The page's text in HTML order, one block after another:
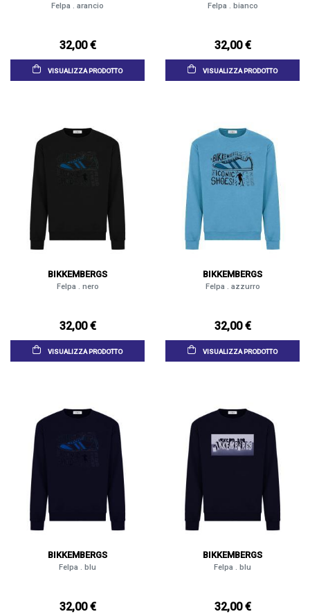
Felpa . arancio
32,00 €
VISUALIZZA PRODOTTO
Felpa . bianco
32,00 €
VISUALIZZA PRODOTTO
BIKKEMBERGS
Felpa . nero
32,00 €
VISUALIZZA PRODOTTO
BIKKEMBERGS
Felpa . azzurro
32,00 €
VISUALIZZA PRODOTTO
BIKKEMBERGS
Felpa . blu
32,00 €
BIKKEMBERGS
Felpa . blu
32,00 €